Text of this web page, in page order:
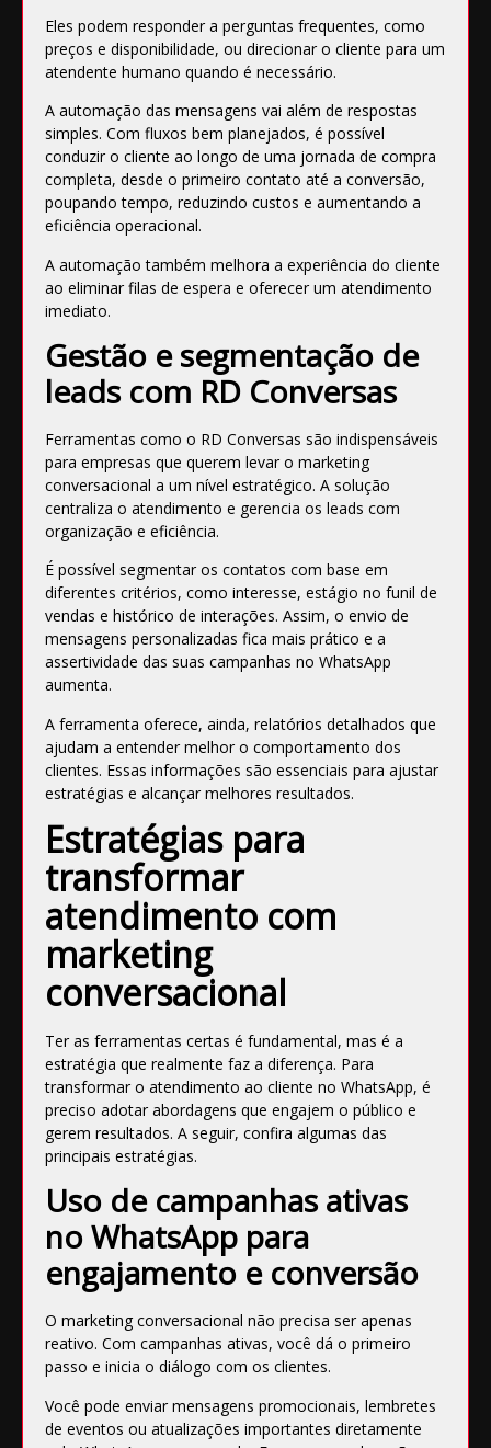
Eles podem responder a perguntas frequentes, como
preços e disponibilidade, ou direcionar o cliente para um
atendente humano quando é necessário.
A automação das mensagens vai além de respostas
simples. Com fluxos bem planejados, é possível
conduzir o cliente ao longo de uma jornada de compra
completa, desde o primeiro contato até a conversão,
poupando tempo, reduzindo custos e aumentando a
eficiência operacional.
A automação também melhora a experiência do cliente
ao eliminar filas de espera e oferecer um atendimento
imediato.
Gestão e segmentação de
leads com RD Conversas
Ferramentas como o RD Conversas são indispensáveis
para empresas que querem levar o marketing
conversacional a um nível estratégico. A solução
centraliza o atendimento e gerencia os leads com
organização e eficiência.
É possível segmentar os contatos com base em
diferentes critérios, como interesse, estágio no funil de
vendas e histórico de interações. Assim, o envio de
mensagens personalizadas fica mais prático e a
assertividade das suas campanhas no WhatsApp
aumenta.
A ferramenta oferece, ainda, relatórios detalhados que
ajudam a entender melhor o comportamento dos
clientes. Essas informações são essenciais para ajustar
estratégias e alcançar melhores resultados.
Estratégias para
transformar
atendimento com
marketing
conversacional
Ter as ferramentas certas é fundamental, mas é a
estratégia que realmente faz a diferença. Para
transformar o atendimento ao cliente no WhatsApp, é
preciso adotar abordagens que engajem o público e
gerem resultados. A seguir, confira algumas das
principais estratégias.
Uso de campanhas ativas
no WhatsApp para
engajamento e conversão
O marketing conversacional não precisa ser apenas
reativo. Com campanhas ativas, você dá o primeiro
passo e inicia o diálogo com os clientes.
Você pode enviar mensagens promocionais, lembretes
de eventos ou atualizações importantes diretamente